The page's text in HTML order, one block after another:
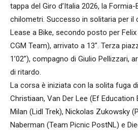
tappa del Giro d’Italia 2026, la
chilometri. Successo in solitaria per il
Lease a Bike, secondo posto per
CGM Team), arrivato a 13″. Terza
1’02”), compagno di Giulio Pellizzari,
di ritardo.
La corsa è iniziata con la solita fuga
Christiaan, Van Der Lee (Ef
Milan (Lidl Trek), Nickolas Zukowsky
Naberman (Team Picnic PostNL) e